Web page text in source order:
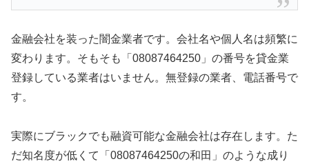
金融会社を装った闇金業者です。会社名や個人名は頻繁に
変わります。そもそも「08087464250」の番号を貸金業
登録している業者はいません。無登録の業者、電話番号で
す。
実際にブラックでも融資可能な金融会社は存在します。た
だ知名度が低くて「08087464250の和田」のような成り